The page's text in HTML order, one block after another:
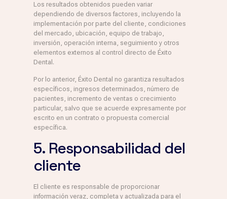
Los resultados obtenidos pueden variar
dependiendo de diversos factores, incluyendo la
implementación por parte del cliente, condiciones
del mercado, ubicación, equipo de trabajo,
inversión, operación interna, seguimiento y otros
elementos externos al control directo de Éxito
Dental.
Por lo anterior, Éxito Dental no garantiza resultados
específicos, ingresos determinados, número de
pacientes, incremento de ventas o crecimiento
particular, salvo que se acuerde expresamente por
escrito en un contrato o propuesta comercial
específica.
5. Responsabilidad del
cliente
El cliente es responsable de proporcionar
información veraz, completa y actualizada para el